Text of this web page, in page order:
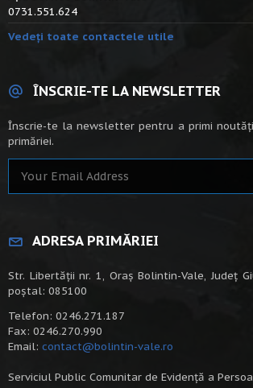
0731.551.624
Vedeți toate contactele utile
ÎNSCRIE-TE LA NEWSLETTER
Înscrie-te la newsletter pentru a primi
primăriei.
ADRESA PRIMĂRIEI
Str. Libertății nr. 1, Oraș Bolintin-Vale, Județ
poștal: 085100
Telefon: 0246.271.187
Fax: 0246.270.990
Email: contact@bolintin-vale.ro
Serviciul Public Comunitar de Evidență a